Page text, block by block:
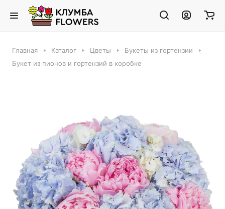
Главная Каталог Цветы
Букеты из гортензии
Букет из пионов и гортензий в коробке